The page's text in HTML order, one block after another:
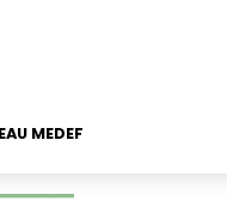
MEDEF